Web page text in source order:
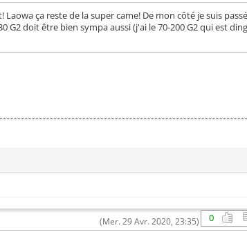
ça reste de la super came! De mon côté je suis
doit être bien sympa aussi (j'ai le 70-200 G2 qui est
0
(Mer. 29 Avr. 2020, 23:35)